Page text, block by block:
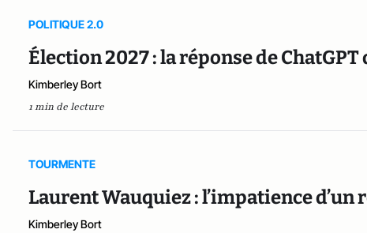
POLITIQUE 2.0
Élection 2027 : la réponse de
Kimberley Bort
1 min de lecture
TOURMENTE
Laurent Wauquiez : l’impatience
Kimberley Bort